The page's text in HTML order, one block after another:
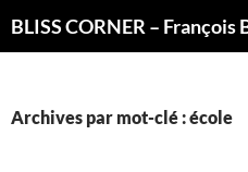
Archives par mot-clé : école